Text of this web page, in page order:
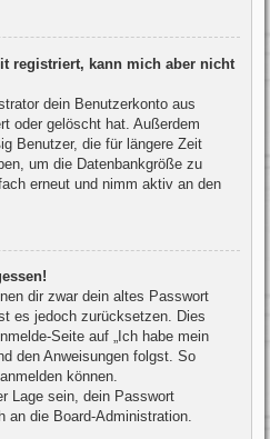
registriert, kann mich aber nicht
dein Benutzerkonto aus
oder gelöscht hat. Außerdem
Benutzer, die für längere Zeit
um die Datenbankgröße zu
erneut und nimm aktiv an den
dir zwar dein altes Passwort
es jedoch zurücksetzen. Dies
Seite auf „Ich habe mein
den Anweisungen folgst. So
können.
Lage sein, dein Passwort
an die Board-Administration.